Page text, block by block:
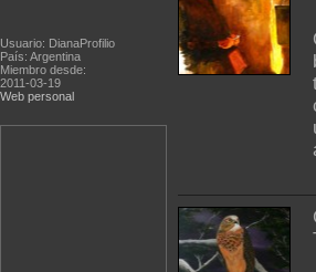
Usuario: DianaProfilio
País: Argentina
Miembro desde:
2011-03-19
Web personal